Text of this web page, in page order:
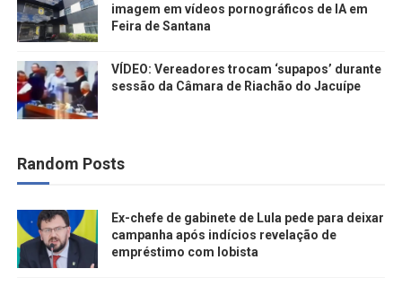
imagem em vídeos pornográficos de IA em
Feira de Santana
VÍDEO: Vereadores trocam ‘supapos’ durante
sessão da Câmara de Riachão do Jacuípe
Random Posts
Ex-chefe de gabinete de Lula pede para deixar
campanha após indícios revelação de
empréstimo com lobista